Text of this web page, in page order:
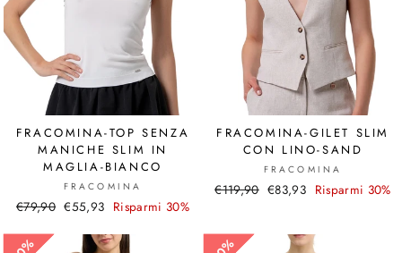
FRACOMINA-TOP SENZA
MANICHE SLIM IN
MAGLIA-BIANCO
FRACOMINA
Prezzo
listino
€79,90 Prezzo
€55,93 Risparmi 30%
FRACOMINA-GILET SLIM
CON LINO-SAND
FRACOMINA
Prezzo
€119,90 Prezzo
€83,93 Risparmi 30%